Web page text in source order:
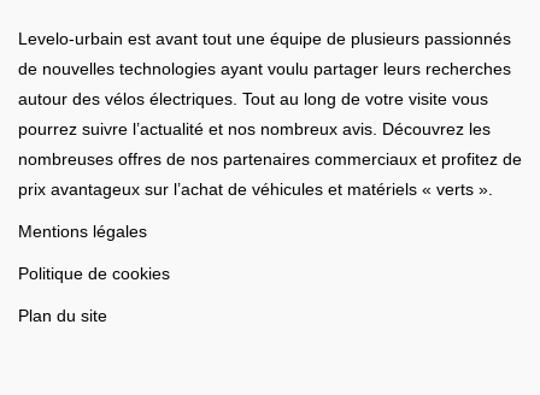
Levelo-urbain est avant tout une équipe de plusieurs passionnés
de nouvelles technologies ayant voulu partager leurs recherches
autour des vélos électriques. Tout au long de votre visite vous
pourrez suivre l’actualité et nos nombreux avis. Découvrez les
nombreuses offres de nos partenaires commerciaux et profitez de
prix avantageux sur l’achat de véhicules et matériels « verts ».
Mentions légales
Politique de cookies
Plan du site